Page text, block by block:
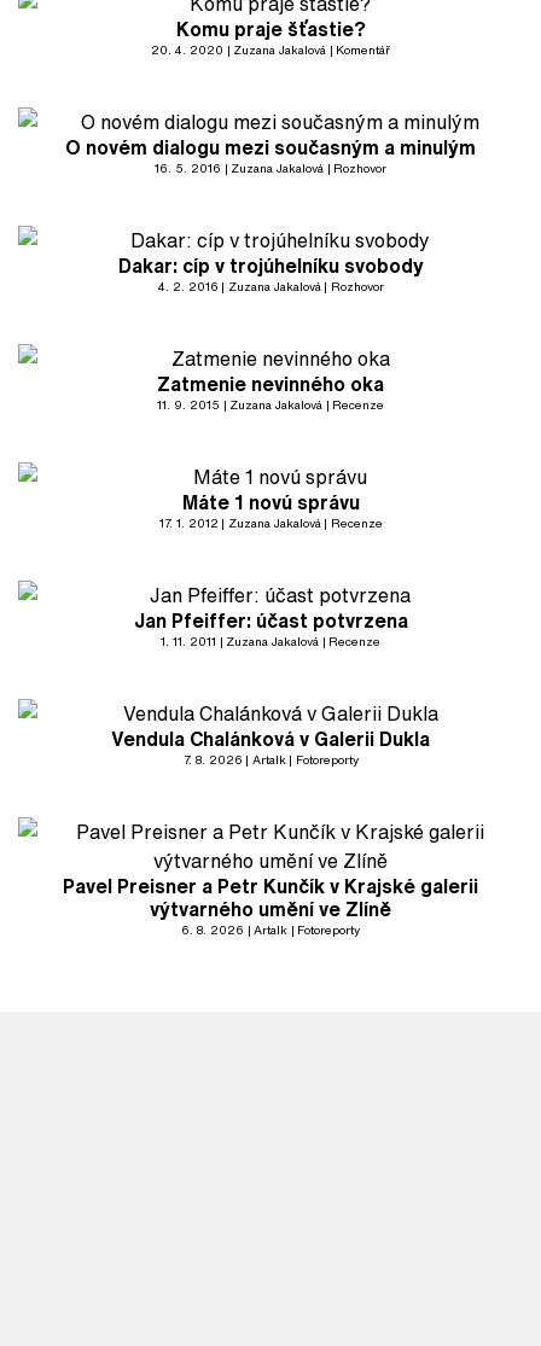
Komu praje šťastie?
20. 4. 2020 Zuzana Jakalová Komentář
O novém dialogu mezi současným a minulým
16. 5. 2016 Zuzana Jakalová Rozhovor
Dakar: cíp v trojúhelníku svobody
4. 2. 2016 Zuzana Jakalová Rozhovor
Zatmenie nevinného oka
11. 9. 2015 Zuzana Jakalová Recenze
Máte 1 novú správu
17. 1. 2012 Zuzana Jakalová Recenze
Jan Pfeiffer: účast potvrzena
1. 11. 2011 Zuzana Jakalová Recenze
Vendula Chalánková v Galerii Dukla
7. 8. 2026 Artalk Fotoreporty
Pavel Preisner a Petr Kunčík v Krajské galerii
výtvarného umění ve Zlíně
6. 8. 2026 Artalk Fotoreporty